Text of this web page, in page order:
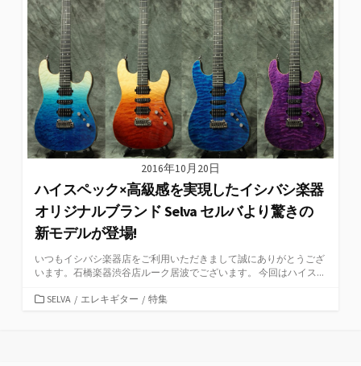
2016年10月20日
ハイスペック×高級感を実現したイシバシ楽器
オリジナルブランド Selva セルバより驚きの
新モデルが登場!
いつもイシバシ楽器店をご利用いただきまして誠にありがとうござ
います。石橋楽器渋谷店ルーク居波でございます。 今回はハイス...
カSELVA / エレキギター / 特集